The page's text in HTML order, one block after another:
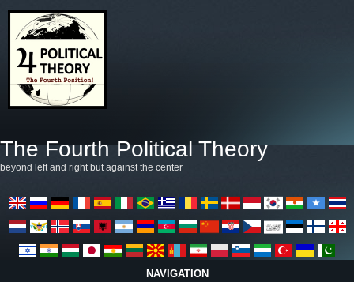
The Fourth Political Theory
beyond left and right but against the center
NAVIGATION